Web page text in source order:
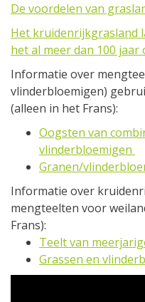
De voordelen van
Het kruidenrijkgrasland
het al meer dan 100
Informatie over
vlinderbloemigen)
(alleen in het Frans):
Oogsten van
vlinderbloemigen
Granen/
Informatie over
mengteelten voor
Frans):
Teelt van
Grassen en